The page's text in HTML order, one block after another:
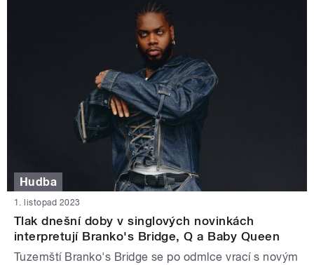
Hudba
1. listopad 2023
Tlak dnešní doby v singlových novinkách
interpretují Branko's Bridge, Q a Baby Queen
Tuzemští Branko's Bridge se po odmlce vrací s novým